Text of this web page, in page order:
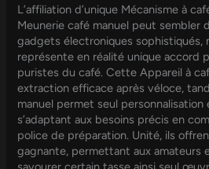
L’affiliation d’unique Mécanisme à
Meunerie café manuel peut sembler
gadgets électroniques sophistiqués,
représente en réalité unique accord
puristes du café. Cette Appareil à
extraction efficace après véloce,
manuel permet seul
s’adaptant aux besoins précis en
police de préparation. Unité, ils
gagnante, permettant aux amateurs